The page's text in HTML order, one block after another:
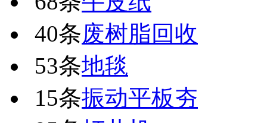
40条废树脂回收
53条地毯
15条振动平板夯